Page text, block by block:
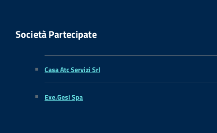
Società Partecipate
Casa Atc Servizi Srl
Exe.Gesi Spa